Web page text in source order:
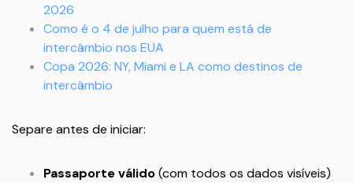
2026
Como é o 4 de julho para quem está de
intercâmbio nos EUA
Copa 2026: NY, Miami e LA como destinos de
intercâmbio
Separe antes de iniciar:
Passaporte válido(com todos os dados visíveis)